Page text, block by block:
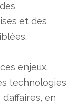
et des
enjeux.
technologies
en